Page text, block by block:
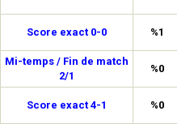
Score exact 0-0 %1
Mi-temps / Fin de match
2/1
%0
Score exact 4-1 %0